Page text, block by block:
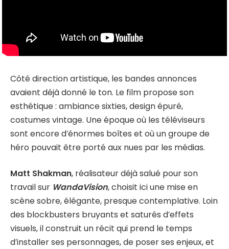
Côté direction artistique, les bandes annonces
avaient déjà donné le ton. Le film propose son
esthétique : ambiance sixties, design épuré,
costumes vintage. Une époque où les téléviseurs
sont encore d’énormes boîtes et où un groupe de
héro pouvait être porté aux nues par les médias.
Matt Shakman, réalisateur déjà salué pour son
travail sur WandaVision, choisit ici une mise en
scène sobre, élégante, presque contemplative. Loin
des blockbusters bruyants et saturés d’effets
visuels, il construit un récit qui prend le temps
d’installer ses personnages, de poser ses enjeux, et